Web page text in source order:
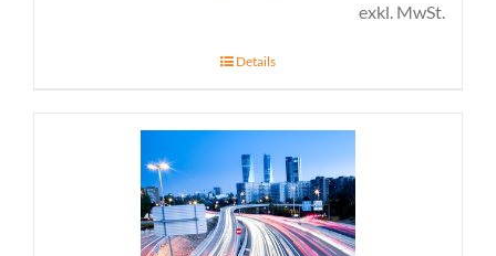
exkl. MwSt.
Details